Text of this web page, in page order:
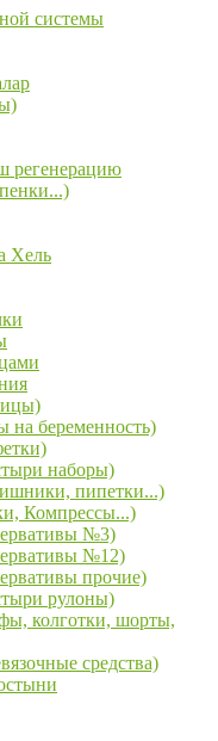
системы
регенерацию
Хель
на беременность)
наборы)
пипетки...)
Компрессы...)
№3)
№12)
прочие)
рулоны)
колготки, шорты,
средства)